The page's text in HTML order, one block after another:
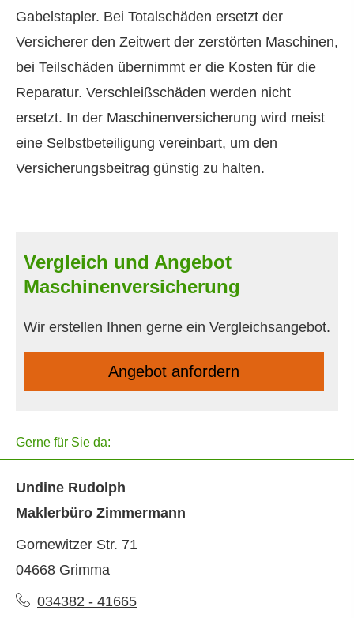
Gabelstapler. Bei Totalschäden ersetzt der
Versicherer den Zeitwert der zerstörten Maschinen,
bei Teilschäden übernimmt er die Kosten für die
Reparatur. Verschleißschäden werden nicht
ersetzt. In der Maschinenversicherung wird meist
eine Selbstbeteiligung vereinbart, um den
Versicherungsbeitrag günstig zu halten.
Vergleich und Angebot
Maschinenversicherung
Wir erstellen Ihnen gerne ein Vergleichsangebot.
An­ge­bot an­for­dern
Gerne für Sie da:
Undine Rudolph
Maklerbüro Zimmermann
Gornewitzer Str. 71
04668 Grimma
034382 - 41665